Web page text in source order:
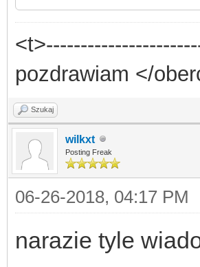
pozdrawiam </
Szukaj
wilkxt
Posting Freak
06-26-2018, 04:17 PM
narazie tyle